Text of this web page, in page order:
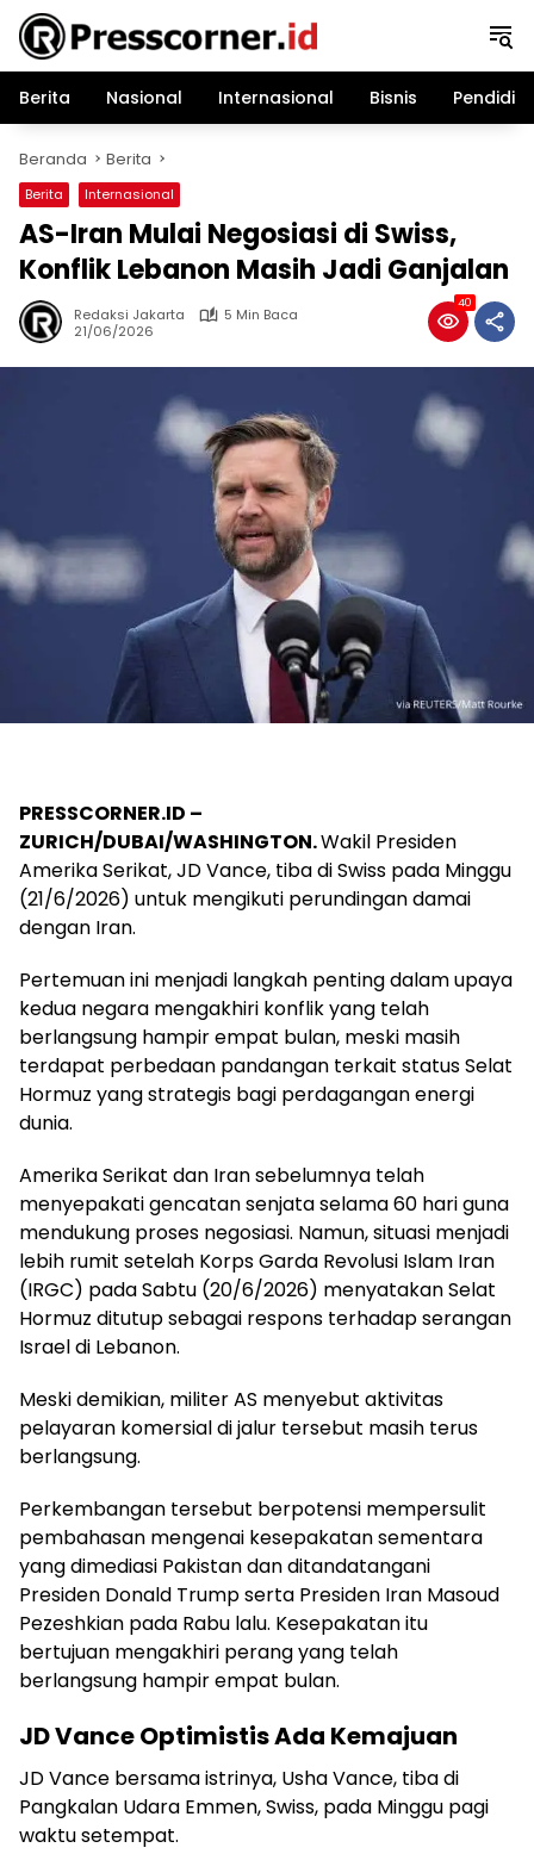
Langsung
konten
Berita
Nasional Internasional Bisnis
Beranda Berita
Berita Internasional
AS-Iran Mulai Negosiasi di Swiss,
Konflik Lebanon Masih Jadi Ganjalan
Redaksi Jakarta
5 Min Baca
21/06/2026
40
PRESSCORNER.ID –
ZURICH/DUBAI/WASHINGTON.Wakil Presiden
Amerika Serikat, JD Vance, tiba di Swiss pada Minggu
(21/6/2026) untuk mengikuti perundingan damai
dengan Iran.
Pertemuan ini menjadi langkah penting dalam upaya
kedua negara mengakhiri konflik yang telah
berlangsung hampir empat bulan, meski masih
terdapat perbedaan pandangan terkait status Selat
Hormuz yang strategis bagi perdagangan energi
dunia.
Amerika Serikat dan Iran sebelumnya telah
menyepakati gencatan senjata selama 60 hari guna
mendukung proses negosiasi. Namun, situasi menjadi
lebih rumit setelah Korps Garda Revolusi Islam Iran
(IRGC) pada Sabtu (20/6/2026) menyatakan Selat
Hormuz ditutup sebagai respons terhadap serangan
Israel di Lebanon.
Meski demikian, militer AS menyebut aktivitas
pelayaran komersial di jalur tersebut masih terus
berlangsung.
Perkembangan tersebut berpotensi mempersulit
pembahasan mengenai kesepakatan sementara
yang dimediasi Pakistan dan ditandatangani
Presiden Donald Trump serta Presiden Iran Masoud
Pezeshkian pada Rabu lalu. Kesepakatan itu
bertujuan mengakhiri perang yang telah
berlangsung hampir empat bulan.
JD Vance Optimistis Ada Kemajuan
JD Vance bersama istrinya, Usha Vance, tiba di
Pangkalan Udara Emmen, Swiss, pada Minggu pagi
waktu setempat.